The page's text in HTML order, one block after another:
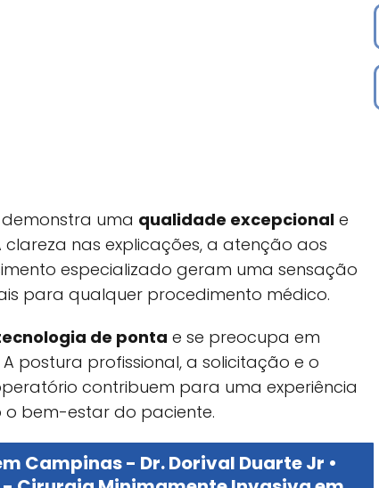
uma qualidade excepcional e
nas explicações, a atenção aos
especializado geram uma sensação
para qualquer procedimento médico.
de ponta e se preocupa em
postura profissional, a solicitação e o
contribuem para uma experiência
bem-estar do paciente.
Campinas - Dr. Dorival Duarte Jr •